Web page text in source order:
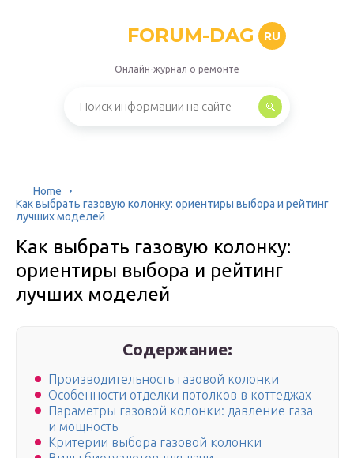
FORUM-DAG RU
Онлайн-журнал о ремонте
Home
Как выбрать газовую колонку: ориентиры выбора и рейтинг
лучших моделей
Как выбрать газовую колонку:
ориентиры выбора и рейтинг
лучших моделей
Содержание:
Производительность газовой колонки
Особенности отделки потолков в коттеджах
Параметры газовой колонки: давление газа
и мощность
Критерии выбора газовой колонки